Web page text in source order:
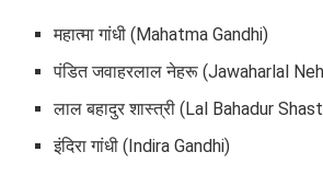
महात्मा गांधी (Mahatma Gandhi)
पंडित जवाहरलाल नेहरू (Jawaharlal
लाल बहादुर शास्त्री (Lal Bahadur
इंदिरा गांधी (Indira Gandhi)